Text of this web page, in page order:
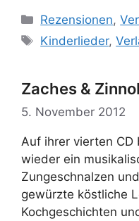
Kategorien
Rezensionen,
Schlagwörter
Kinderlieder,
Zaches &
5. November 2012
Auf ihrer vierten CD
wieder ein
Zungeschnalzen
gewürzte köstliche
Kochgeschichten